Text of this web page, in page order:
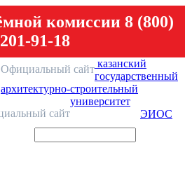
комиссии 8 (800)
201-91-18
Официальный сайт казанский
государственный
архитектурно-строительный
университет
сайт ЭИОС